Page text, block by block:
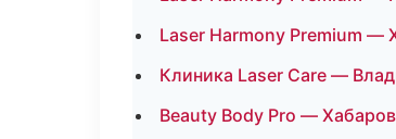
Laser Harmony Premium —
Клиника Laser Care —
Beauty Body Pro —